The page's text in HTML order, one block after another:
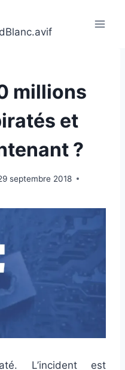
millions
et
?
septembre 2018
L’incident est